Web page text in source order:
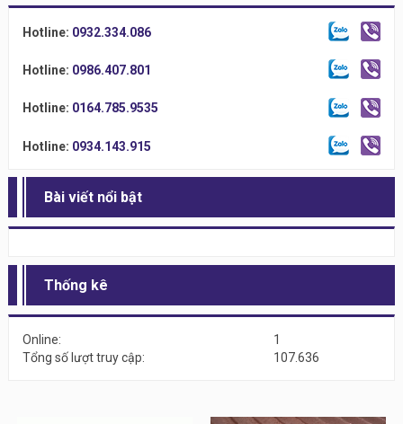
Hotline: 0932.334.086
Hotline: 0986.407.801
Hotline: 0164.785.9535
Hotline: 0934.143.915
Bài viết nổi bật
Thống kê
Online:
1
Tổng số lượt truy cập:
107.636